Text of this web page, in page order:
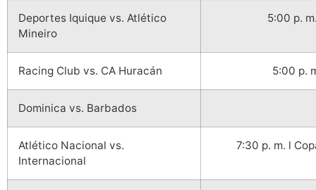
Deportes Iquique vs. Atlético
Mineiro
5:00 p.
Racing Club vs. CA Huracán 5:00 p.
Dominica vs. Barbados
Atlético Nacional vs.
Internacional
7:30 p. m. l